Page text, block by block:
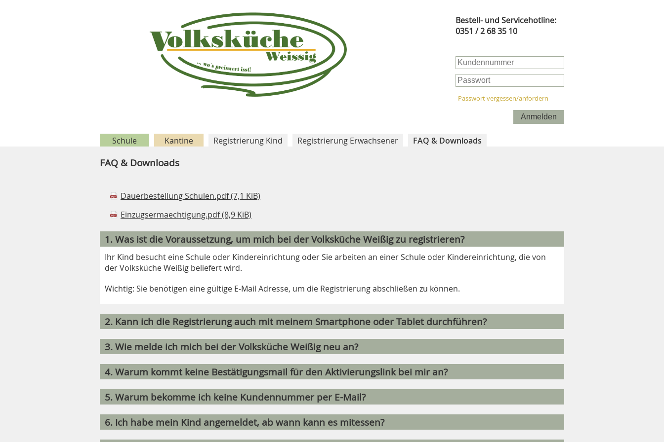
Bestell- und Servicehotline:
0351 / 2 68 35 10
Passwort vergessen/anfordern
Anmelden
Schule Kantine Registrierung Kind Registrierung Erwachsener FAQ & Downloads
FAQ & Downloads
Dauerbestellung Schulen.pdf(7,1 KiB)
Einzugsermaechtigung.pdf(8,9 KiB)
1. Was ist die Voraussetzung, um mich bei der Volksküche Weißig zu registrieren?
Ihr Kind besucht eine Schule oder Kindereinrichtung oder Sie arbeiten an einer Schule oder Kindereinrichtung, die von
der Volksküche Weißig beliefert wird.
Wichtig: Sie benötigen eine gültige E-Mail Adresse, um die Registrierung abschließen zu können.
2. Kann ich die Registrierung auch mit meinem Smartphone oder Tablet durchführen?
3. Wie melde ich mich bei der Volksküche Weißig neu an?
4. Warum kommt keine Bestätigungsmail für den Aktivierungslink bei mir an?
5. Warum bekomme ich keine Kundennummer per E-Mail?
6. Ich habe mein Kind angemeldet, ab wann kann es mitessen?